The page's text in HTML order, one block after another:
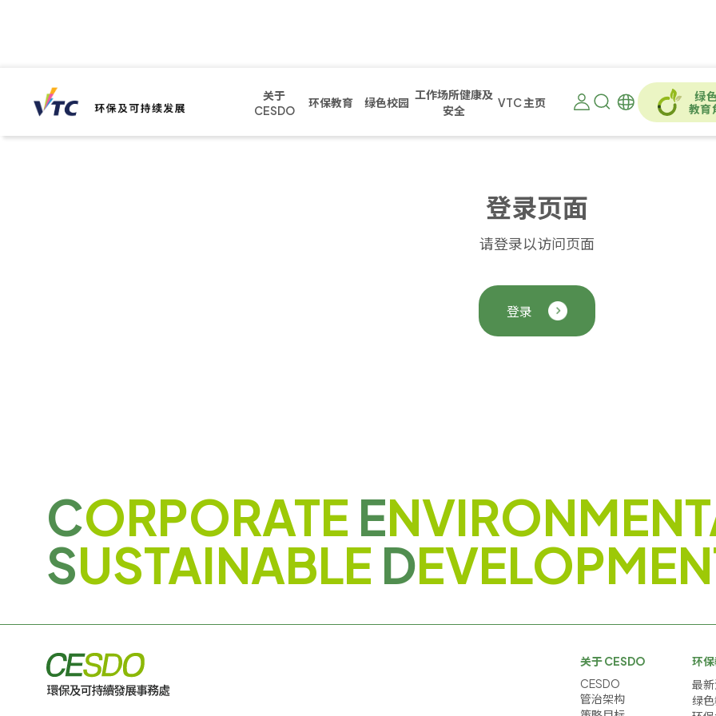
关于
CESDO
环保教育 绿色校园
工作场所健康及
安全
VTC 主页
绿
教育
登录页面
请登录以访问页面
登录
CORPORATE E
SUSTAINABLE D
关于 CESDO
CESDO
管治架构
环
最
绿